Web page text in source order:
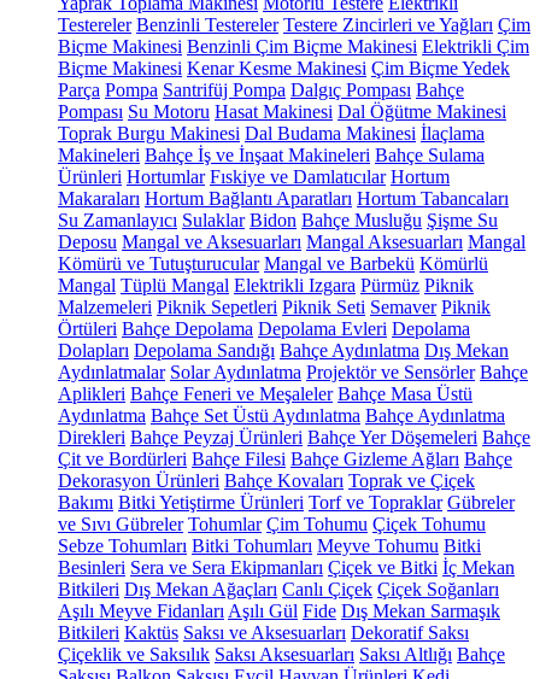
Testereler Benzinli Testereler Testere Zincirleri ve Yağları Çim
Biçme Makinesi Benzinli Çim Biçme Makinesi Elektrikli Çim
Biçme Makinesi Kenar Kesme Makinesi Çim Biçme Yedek
Parça Pompa Santrifüj Pompa Dalgıç Pompası Bahçe
Pompası Su Motoru Hasat Makinesi Dal Öğütme Makinesi
Toprak Burgu Makinesi Dal Budama Makinesi İlaçlama
Makineleri Bahçe İş ve İnşaat Makineleri Bahçe Sulama
Ürünleri Hortumlar Fıskiye ve Damlatıcılar Hortum
Makaraları Hortum Bağlantı Aparatları Hortum Tabancaları
Su Zamanlayıcı Sulaklar Bidon Bahçe Musluğu Şişme Su
Deposu Mangal ve Aksesuarları Mangal Aksesuarları Mangal
Kömürü ve Tutuşturucular Mangal ve Barbekü Kömürlü
Mangal Tüplü Mangal Elektrikli Izgara Pürmüz Piknik
Malzemeleri Piknik Sepetleri Piknik Seti Semaver Piknik
Örtüleri Bahçe Depolama Depolama Evleri Depolama
Dolapları Depolama Sandığı Bahçe Aydınlatma Dış Mekan
Aydınlatmalar Solar Aydınlatma Projektör ve Sensörler Bahçe
Aplikleri Bahçe Feneri ve Meşaleler Bahçe Masa Üstü
Aydınlatma Bahçe Set Üstü Aydınlatma Bahçe Aydınlatma
Direkleri Bahçe Peyzaj Ürünleri Bahçe Yer Döşemeleri Bahçe
Çit ve Bordürleri Bahçe Filesi Bahçe Gizleme Ağları Bahçe
Dekorasyon Ürünleri Bahçe Kovaları Toprak ve Çiçek
Bakımı Bitki Yetiştirme Ürünleri Torf ve Topraklar Gübreler
ve Sıvı Gübreler Tohumlar Çim Tohumu Çiçek Tohumu
Sebze Tohumları Bitki Tohumları Meyve Tohumu Bitki
Besinleri Sera ve Sera Ekipmanları Çiçek ve Bitki İç Mekan
Bitkileri Dış Mekan Ağaçları Canlı Çiçek Çiçek Soğanları
Aşılı Meyve Fidanları Aşılı Gül Fide Dış Mekan Sarmaşık
Bitkileri Kaktüs Saksı ve Aksesuarları Dekoratif Saksı
Çiçeklik ve Saksılık Saksı Aksesuarları Saksı Altlığı Bahçe